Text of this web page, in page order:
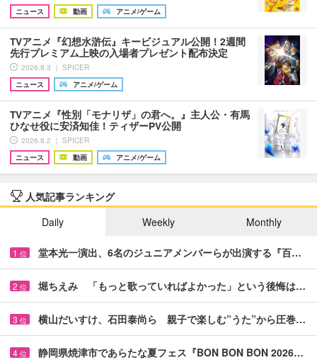
ニュース
動画 アニメ/ゲーム
TVアニメ『幻想水滸伝』キービジュアル公開！2週間
先行プレミアム上映の入場者プレゼント配布決定
2026.8.3 ｜ SPICER
ニュース
アニメ/ゲーム
TVアニメ『性別「モナリザ」の君へ。』主人公・有馬
ひなせ役に安済知佳！ティザーPV公開
2026.8.2 ｜ SPICER
ニュース
動画 アニメ/ゲーム
人気記事ランキング
Daily
Weekly Monthly
1 位 堂本光一演出、6名のジュニアメンバーらが出演する『百…
2 位 堀ちえみ 「もっと歌っていればよかった」という後悔は…
3 位 横山だいすけ、石田泰尚ら 親子で楽しむ”うた”から圧巻…
4 位 静岡県焼津市であらたな夏フェス『BON BON BON 2026…